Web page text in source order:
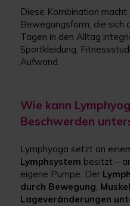
Diese Kombination
Bewegungsform, die sich
Tagen in den Alltag
Sportkleidung,
Aufwand.
Wie kann
Beschwerden
Lymphyoga setzt an
Lymphsystem besitzt –
eigene Pumpe. Der
durch Bewegung,
Lageveränderungen